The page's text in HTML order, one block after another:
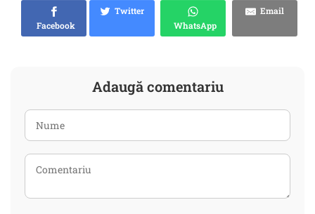
Facebook
Twitter
WhatsApp
Email
Adaugă comentariu